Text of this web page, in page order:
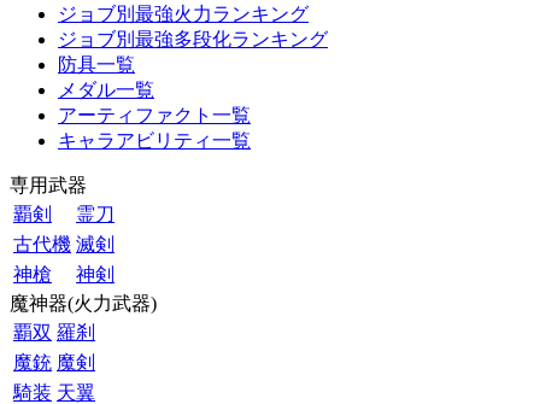
ジョブ別最強火力ランキング
ジョブ別最強多段化ランキング
防具一覧
メダル一覧
アーティファクト一覧
キャラアビリティ一覧
専用武器
覇剣
霊刀
古代機 滅剣
神槍
神剣
魔神器(火力武器)
覇双 羅刹
魔銃 魔剣
騎装 天翼